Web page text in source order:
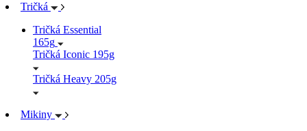
Tričká
Tričká Essential
165g
Tričká Iconic 195g
Tričká Heavy 205g
Mikiny